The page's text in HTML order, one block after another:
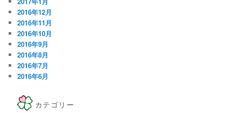
2016年12月
2016年11月
2016年10月
2016年9月
2016年8月
2016年7月
2016年6月
カテゴリー